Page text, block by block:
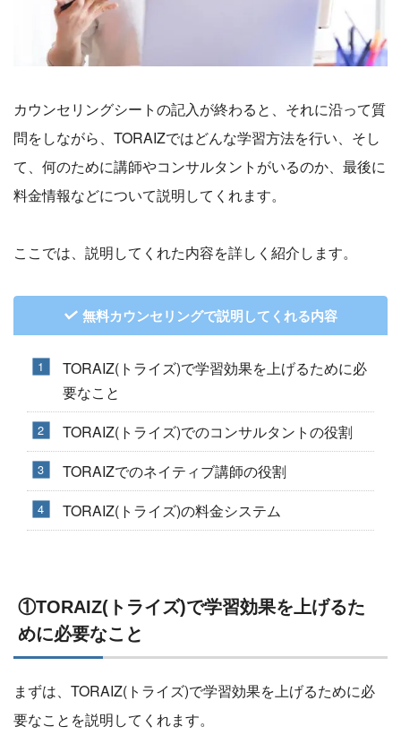
カウンセリングシートの記入が終わると、それに沿って質
問をしながら、TORAIZではどんな学習方法を行い、そし
て、何のために講師やコンサルタントがいるのか、最後に
料金情報などについて説明してくれます。
ここでは、説明してくれた内容を詳しく紹介します。
無料カウンセリングで説明してくれる内容
TORAIZ(トライズ)で学習効果を上げるために必
要なこと
TORAIZ(トライズ)でのコンサルタントの役割
TORAIZでのネイティブ講師の役割
TORAIZ(トライズ)の料金システム
①TORAIZ(トライズ)で学習効果を上げるた
めに必要なこと
まずは、TORAIZ(トライズ)で学習効果を上げるために必
要なことを説明してくれます。